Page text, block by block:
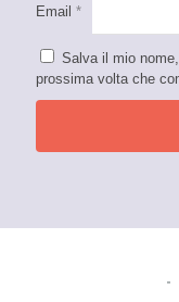
Email *
Salva il mio
prossima volta che